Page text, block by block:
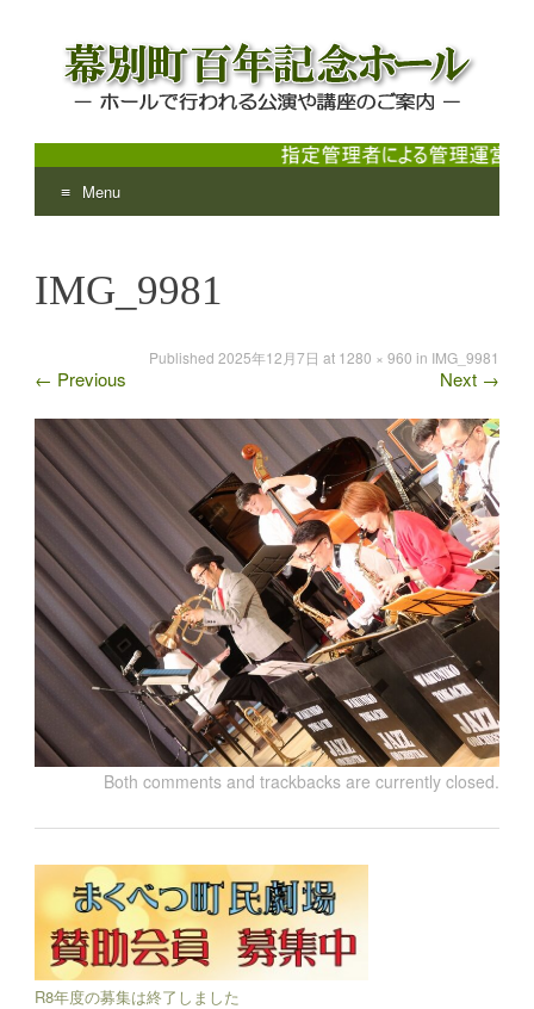
幕別町百年記念ホール
ホールで行われる公演や講座のご案内
Menu
content
IMG_9981
Published 2025年12月7日 at 1280 × 960 in IMG_9981
← Previous Next →
Both comments and trackbacks are currently closed.
R8年度の募集は終了しました